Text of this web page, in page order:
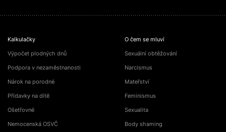
Kalkulačky
Výpočet plodných dnů
Podpora v nezaměstnanosti
Nárok na porodné
Přídavky na dítě
Ošetřovné
Nemocenská OSVČ
O čem se mluví
Sexuální obtěžování
Narcismus
Mateřství
Feminismus
Sexualita
Body shaming